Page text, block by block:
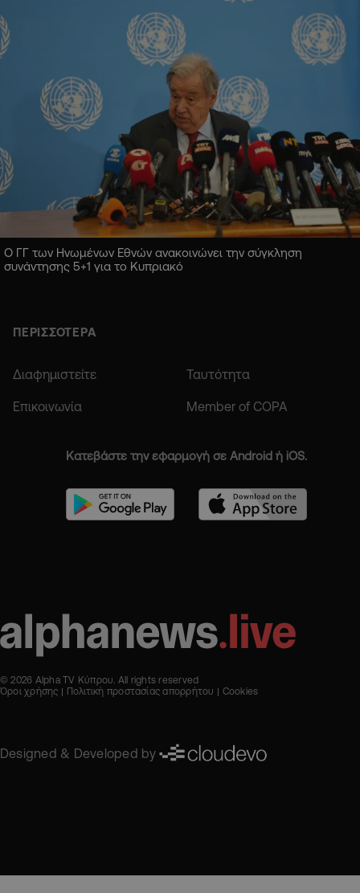
Ο ΓΓ των Ηνωμένων Εθνών ανακοινώνει την σύγκληση
συνάντησης 5+1 για το Κυπριακό
ΠΕΡΙΣΣΟΤΕΡΑ
Διαφημιστείτε Ταυτότητα
Επικοινωνία Member of COPA
Κατεβάστε την εφαρμογή σε Android ή iOS.
© 2026 Alpha TV Κύπρου. All rights reserved
Όροι χρήσης
Πολιτική προστασίας απορρήτου Cookies
Designed & Developed by